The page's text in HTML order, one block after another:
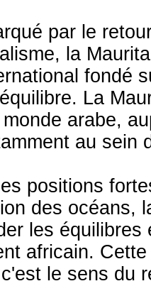
par le
la
fondé
La
arabe,
au sein
positions
des océans,
les
africain.
le sens du